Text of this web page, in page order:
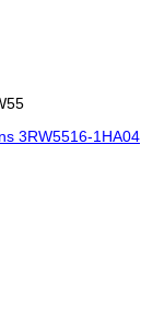
3RW5516-1HA04